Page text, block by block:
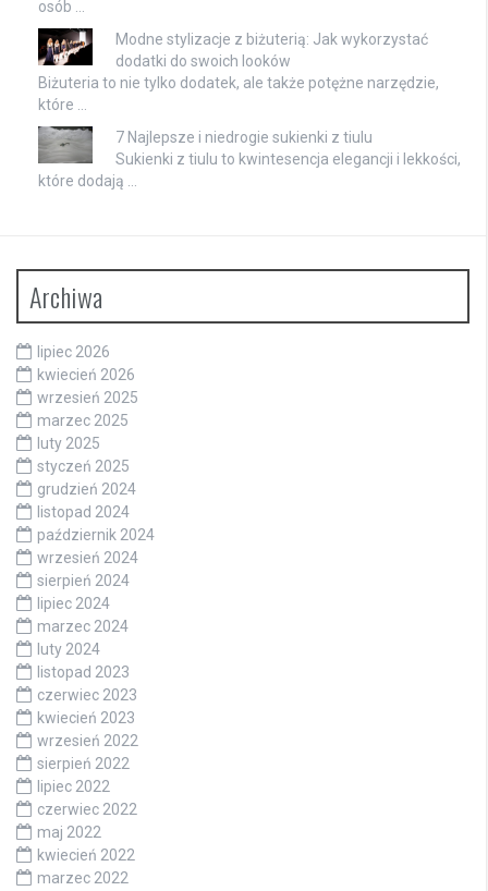
osób …
Modne stylizacje z biżuterią: Jak wykorzystać
dodatki do swoich looków
Biżuteria to nie tylko dodatek, ale także potężne narzędzie,
które …
7 Najlepsze i niedrogie sukienki z tiulu
Sukienki z tiulu to kwintesencja elegancji i lekkości,
które dodają …
Archiwa
lipiec 2026
kwiecień 2026
wrzesień 2025
marzec 2025
luty 2025
styczeń 2025
grudzień 2024
listopad 2024
październik 2024
wrzesień 2024
sierpień 2024
lipiec 2024
marzec 2024
luty 2024
listopad 2023
czerwiec 2023
kwiecień 2023
wrzesień 2022
sierpień 2022
lipiec 2022
czerwiec 2022
maj 2022
kwiecień 2022
marzec 2022